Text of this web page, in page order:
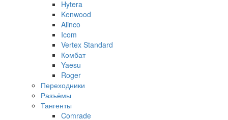
Hytera
Kenwood
Alinco
Icom
Vertex Standard
Комбат
Yaesu
Roger
Переходники
Разъёмы
Тангенты
Comrade